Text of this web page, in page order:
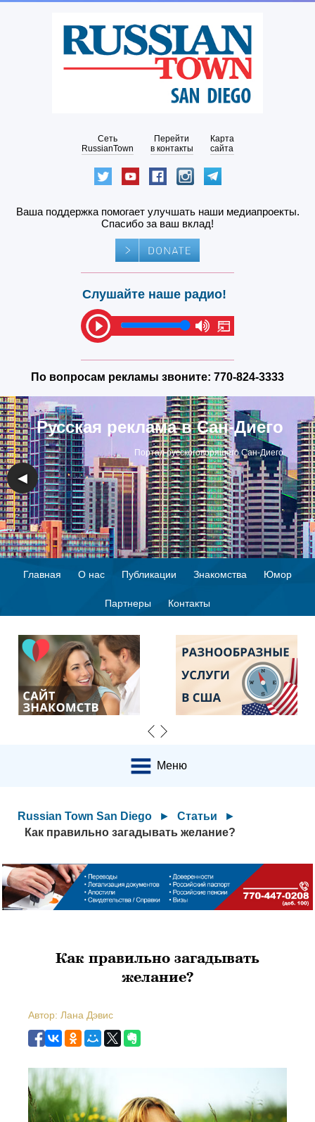
Сеть
RussianTown
Перейти
в контакты
Карта
сайта
Ваша поддержка помогает улучшать наши медиапроекты.
Спасибо за ваш вклад!
Слушайте наше радио!
По вопросам рекламы звоните: 770-824-3333
Русская реклама в Сан-Диего
Портал русскоговорящего Сан-Диего
◀ ▶
Главная О нас Публикации Знакомства Юмор
Партнеры Контакты
Меню
Russian Town San Diego ► Статьи
►
Как правильно загадывать желание?
Как правильно загадывать
желание?
Автор: Лана Дэвис